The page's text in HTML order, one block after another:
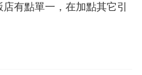
有點單一，在加點其它引